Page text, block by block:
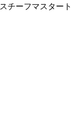
チーフマスタート